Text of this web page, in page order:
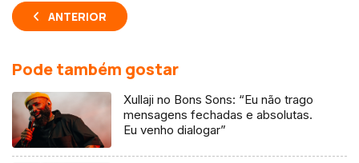
ANTERIOR
Pode também gostar
Xullaji no Bons Sons: “Eu não trago
mensagens fechadas e absolutas.
Eu venho dialogar”